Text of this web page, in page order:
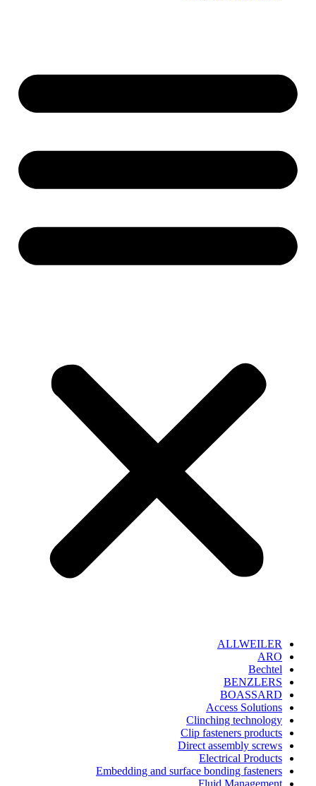
ALLWEILER
ARO
Bechtel
BENZLERS
BOASSARD
Access Solutions
Clinching technology
Clip fasteners products
Direct assembly screws
Electrical Products
Embedding and surface bonding fasteners
Fluid Management